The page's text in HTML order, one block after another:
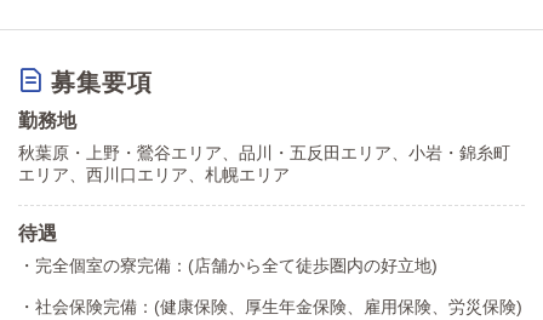
募集要項
勤務地
秋葉原・上野・鶯谷エリア、品川・五反田エリア、小岩・錦糸町
エリア、西川口エリア、札幌エリア
待遇
・完全個室の寮完備：(店舗から全て徒歩圏内の好立地)
・社会保険完備：(健康保険、厚生年金保険、雇用保険、労災保険)